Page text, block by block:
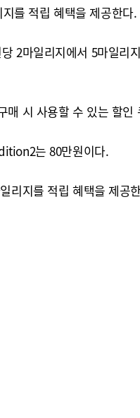
를 적립 혜택을 제공한다.
2마일리지에서 5마일
시 사용할 수 있는 할인
는 80만원이다.
리지를 적립 혜택을 제공